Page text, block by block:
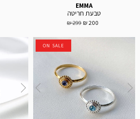
EMMA
טבעת חריטה
200 ₪
299 ₪
ON SALE